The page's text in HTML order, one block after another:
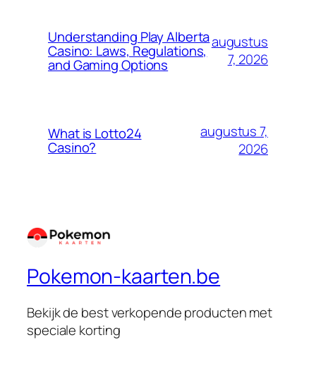
Understanding Play Alberta
Casino: Laws, Regulations,
and Gaming Options
augustus
7, 2026
What is Lotto24
Casino?
augustus 7,
2026
Pokemon-kaarten.be
Bekijk de best verkopende producten met
speciale korting